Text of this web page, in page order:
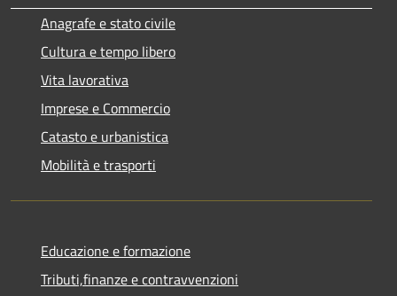
Anagrafe e stato civile
Cultura e tempo libero
Vita lavorativa
Imprese e Commercio
Catasto e urbanistica
Mobilità e trasporti
Educazione e formazione
Tributi,finanze e contravvenzioni